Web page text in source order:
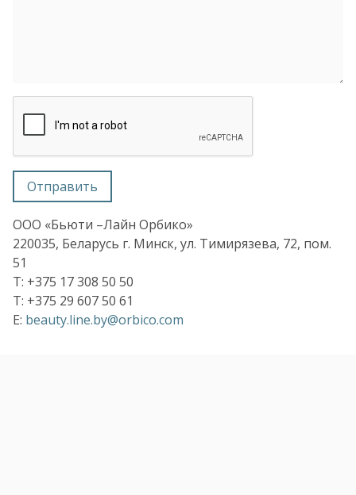
Отправить
ООО «Бьюти –Лайн Орбико»
220035, Беларусь г. Минск, ул. Тимирязева, 72, пом.
51
T: +375 17 308 50 50
T: +375 29 607 50 61
E: beauty.line.by@orbico.com